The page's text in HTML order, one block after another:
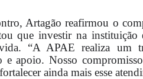
Artagão reafirmou o
que investir na
“A APAE realiza um
e apoio. Nosso
ainda mais esse